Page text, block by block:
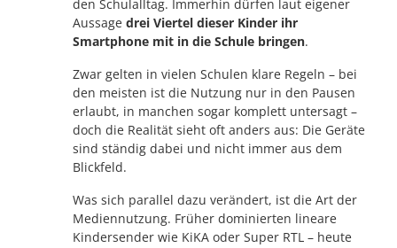
den Schulalltag. Immerhin dürfen laut eigener
Aussagedrei Viertel dieser Kinder ihr
Smartphone mit in die Schule bringen.
Zwar gelten in vielen Schulen klare Regeln – bei
den meisten ist die Nutzung nur in den Pausen
erlaubt, in manchen sogar komplett untersagt –
doch die Realität sieht oft anders aus: Die Geräte
sind ständig dabei und nicht immer aus dem
Blickfeld.
Was sich parallel dazu verändert, ist die Art der
Mediennutzung. Früher dominierten lineare
Kindersender wie KiKA oder Super RTL – heute